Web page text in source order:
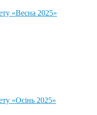
«Весна 2025»
«Осінь 2025»